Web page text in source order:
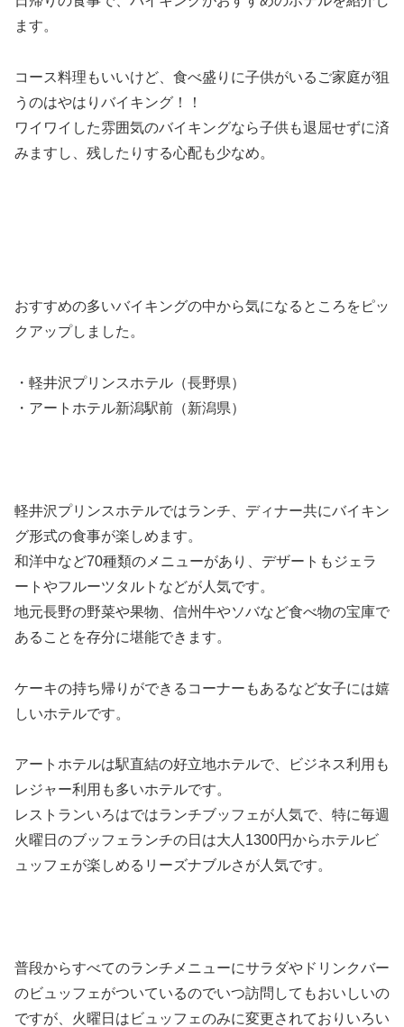
ます。
コース料理もいいけど、食べ盛りに子供がいるご家庭が狙
うのはやはりバイキング！！
ワイワイした雰囲気のバイキングなら子供も退屈せずに済
みますし、残したりする心配も少なめ。
おすすめの多いバイキングの中から気になるところをピッ
クアップしました。
・軽井沢プリンスホテル（長野県）
・アートホテル新潟駅前（新潟県）
軽井沢プリンスホテルではランチ、ディナー共にバイキン
グ形式の食事が楽しめます。
和洋中など70種類のメニューがあり、デザートもジェラ
ートやフルーツタルトなどが人気です。
地元長野の野菜や果物、信州牛やソバなど食べ物の宝庫で
あることを存分に堪能できます。
ケーキの持ち帰りができるコーナーもあるなど女子には嬉
しいホテルです。
アートホテルは駅直結の好立地ホテルで、ビジネス利用も
レジャー利用も多いホテルです。
レストランいろはではランチブッフェが人気で、特に毎週
火曜日のブッフェランチの日は大人1300円からホテルビ
ュッフェが楽しめるリーズナブルさが人気です。
普段からすべてのランチメニューにサラダやドリンクバー
のビュッフェがついているのでいつ訪問してもおいしいの
ですが、火曜日はビュッフェのみに変更されておりいろい